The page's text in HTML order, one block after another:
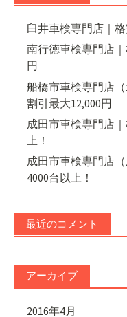
臼井車検専門店｜
南行徳車検専門店
円
船橋市車検専門店
割引最大12,000円
成田市車検専門店
上！
成田市車検専門店
4000台以上！
最近のコメント
アーカイブ
2016年4月